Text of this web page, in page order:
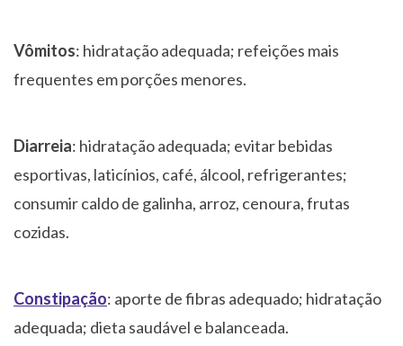
Vômitos: hidratação adequada; refeições mais
frequentes em porções menores.
Diarreia: hidratação adequada; evitar bebidas
esportivas, laticínios, café, álcool, refrigerantes;
consumir caldo de galinha, arroz, cenoura, frutas
cozidas.
Constipação: aporte de fibras adequado; hidratação
adequada; dieta saudável e balanceada.